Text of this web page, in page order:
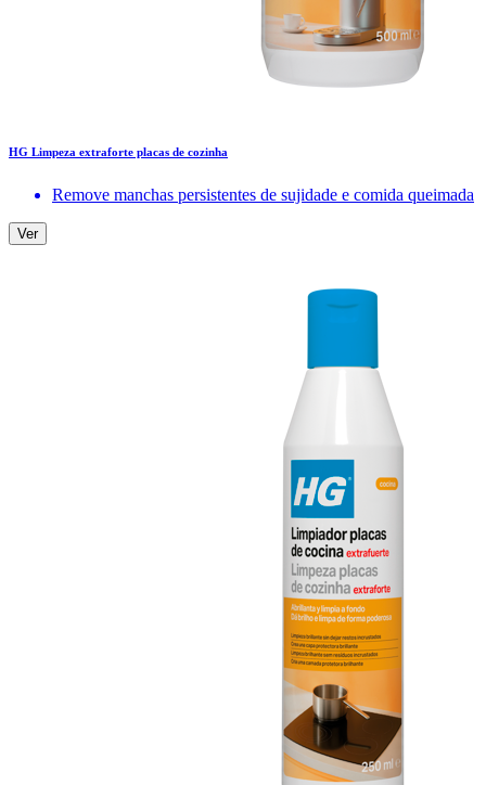
HG Limpeza extraforte placas de cozinha
Remove manchas persistentes de sujidade e comida queimada
Ver